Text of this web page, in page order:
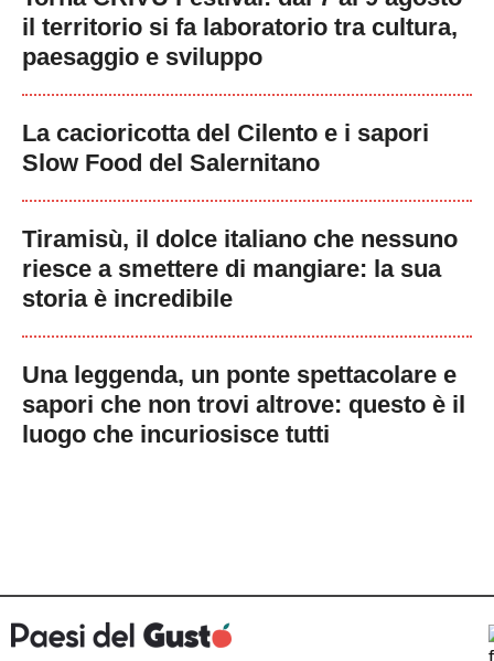
il territorio si fa laboratorio tra cultura,
paesaggio e sviluppo
La cacioricotta del Cilento e i sapori
Slow Food del Salernitano
Tiramisù, il dolce italiano che nessuno
riesce a smettere di mangiare: la sua
storia è incredibile
Una leggenda, un ponte spettacolare e
sapori che non trovi altrove: questo è il
luogo che incuriosisce tutti